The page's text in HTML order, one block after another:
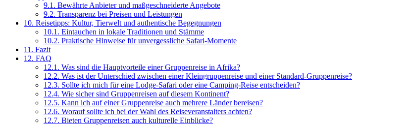
9.1. Bewährte Anbieter und maßgeschneiderte Angebote
9.2. Transparenz bei Preisen und Leistungen
10. Reisetipps: Kultur, Tierwelt und authentische Begegnungen
10.1. Eintauchen in lokale Traditionen und Stämme
10.2. Praktische Hinweise für unvergessliche Safari-Momente
11. Fazit
12. FAQ
12.1. Was sind die Hauptvorteile einer Gruppenreise in Afrika?
12.2. Was ist der Unterschied zwischen einer Kleingruppenreise und einer Standard-Gruppenreise?
12.3. Sollte ich mich für eine Lodge-Safari oder eine Camping-Reise entscheiden?
12.4. Wie sicher sind Gruppenreisen auf diesem Kontinent?
12.5. Kann ich auf einer Gruppenreise auch mehrere Länder bereisen?
12.6. Worauf sollte ich bei der Wahl des Reiseveranstalters achten?
12.7. Bieten Gruppenreisen auch kulturelle Einblicke?